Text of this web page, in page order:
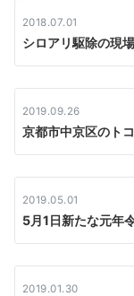
2018.07.01
シロアリ駆除の現場
2019.09.26
京都市中京区のト
2019.05.01
5月1日新たな元年
2019.01.30